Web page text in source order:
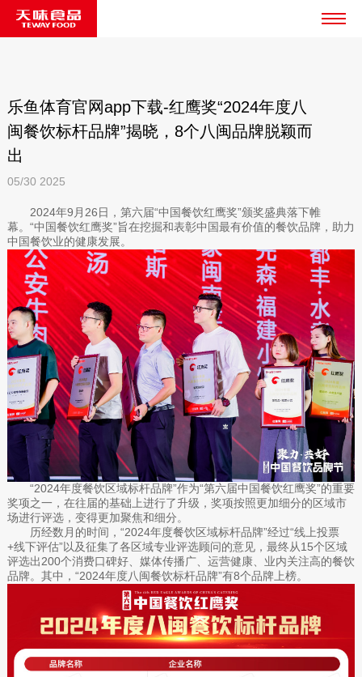
乐鱼体育官网app下载-红鹰奖“2024年度八
闽餐饮标杆品牌”揭晓，8个八闽品牌脱颖而
出
05/30 2025
2024年9月26日，第六届“中国餐饮红鹰奖”颁奖盛典落下帷
幕。“中国餐饮红鹰奖”旨在挖掘和表彰中国最有价值的餐饮品牌，助力
中国餐饮业的健康发展。
“2024年度餐饮区域标杆品牌”作为“第六届中国餐饮红鹰奖”的重要
奖项之一，在往届的基础上进行了升级，奖项按照更加细分的区域市
场进行评选，变得更加聚焦和细分。
历经数月的时间，“2024年度餐饮区域标杆品牌”经过“线上投票
+线下评估”以及征集了各区域专业评选顾问的意见，最终从15个区域
评选出200个消费口碑好、媒体传播广、运营健康、业内关注高的餐饮
品牌。其中，“2024年度八闽餐饮标杆品牌”有8个品牌上榜。